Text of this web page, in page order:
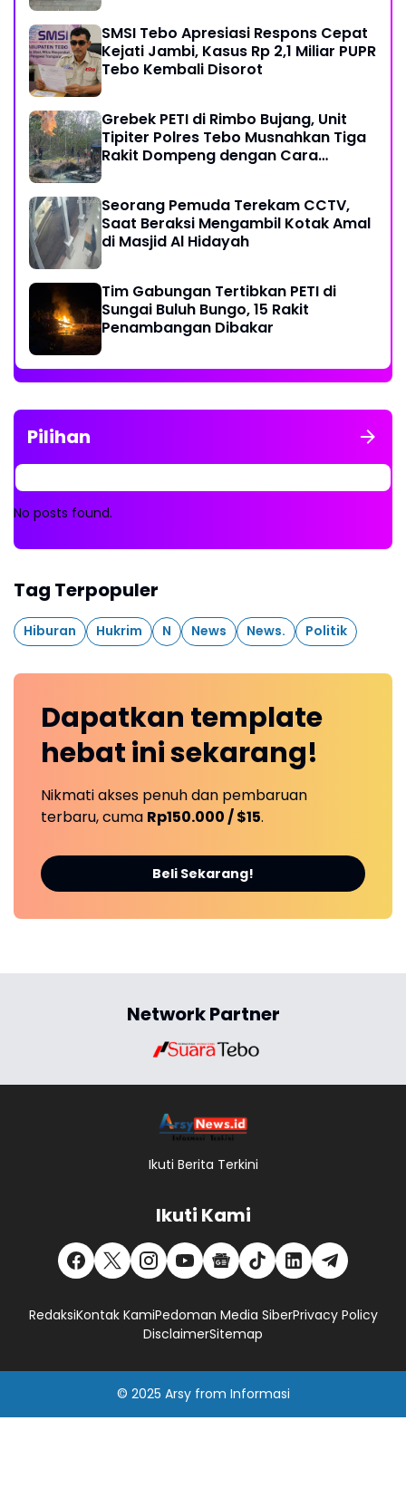
SMSI Tebo Apresiasi Respons Cepat
Kejati Jambi, Kasus Rp 2,1 Miliar PUPR
Tebo Kembali Disorot
Grebek PETI di Rimbo Bujang, Unit
Tipiter Polres Tebo Musnahkan Tiga
Rakit Dompeng dengan Cara
Seorang Pemuda Terekam CCTV,
Saat Beraksi Mengambil Kotak Amal
di Masjid Al Hidayah
Tim Gabungan Tertibkan PETI di
Sungai Buluh Bungo, 15 Rakit
Penambangan Dibakar
Pilihan
No posts found.
Tag Terpopuler
Hiburan Hukrim N News News. Politik
Dapatkan template
hebat inisekarang!
Nikmati akses penuh dan pembaruan
terbaru, cuma Rp150.000 / $15.
Beli Sekarang!
Network Partner
Ikuti Berita Terkini
Ikuti Kami
RedaksiKontak KamiPedoman Media SiberPrivacy Policy
DisclaimerSitemap
© 2025 Arsyfrom Informasi